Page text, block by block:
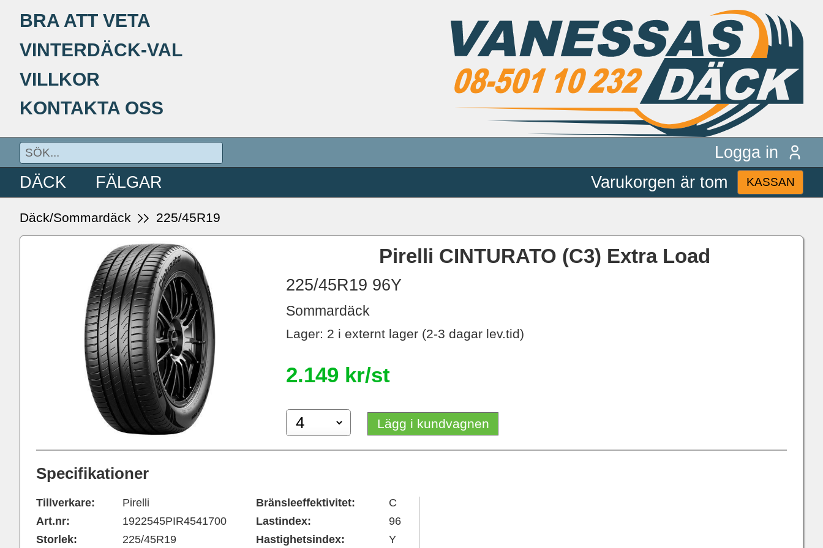
BRA ATT VETA
VINTERDÄCK-VAL
VILLKOR
KONTAKTA OSS
Logga in
DÄCK
FÄLGAR Varukorgen är tom KASSAN
Däck/Sommardäck 225/45R19
Pirelli CINTURATO (C3) Extra Load
225/45R19 96Y
Sommardäck
Lager: 2 i externt lager (2-3 dagar lev.tid)
2.149 kr/st
Lägg i kundvagnen
Specifikationer
Tillverkare:
Art.nr:
Storlek:
Pirelli
1922545PIR4541700
225/45R19
Bränsleeffektivitet:
Lastindex:
Hastighetsindex:
C
96
Y